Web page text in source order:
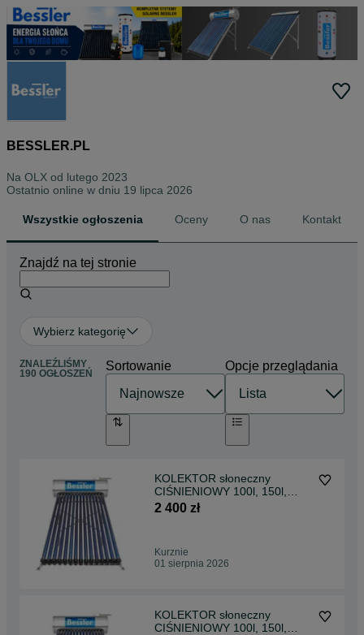
BESSLER.PL
Na OLX od lutego 2023
Ostatnio online w dniu 19 lipca 2026
Wszystkie ogłoszenia Oceny O nas Kontakt
Znajdź na tej stronie
Wybierz kategorię
ZNALEŹLIŚMY
190 OGŁOSZEŃ
Sortowanie Opcje przeglądania
KOLEKTOR słoneczny
CIŚNIENIOWY 100l, 150l,
200l, 240l - BESSLER.PL
2 400 zł
Kurznie
01 sierpnia 2026
KOLEKTOR słoneczny
CIŚNIENIOWY 100l, 150l,